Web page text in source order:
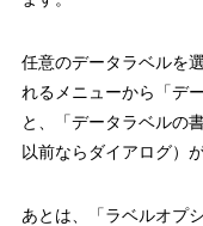
任意のデータラベルを選
れるメニューから
「デ
と、「データラベルの
以前ならダイアログ）
あとは、「ラベルオプ